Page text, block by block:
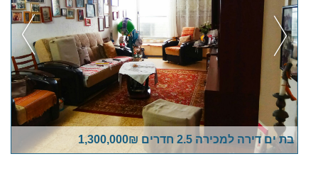
בת ים דירה למכירה 2.5 חדרים 1,300,000₪